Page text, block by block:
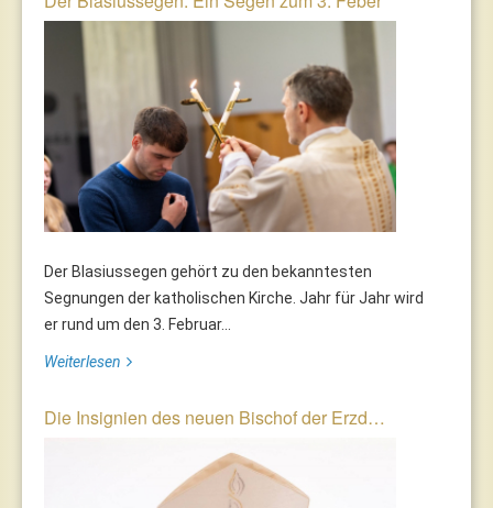
Der Blasiussegen gehört zu den bekanntesten
Segnungen der katholischen Kirche. Jahr für Jahr wird
er rund um den 3. Februar...
Weiterlesen
Die Insignien des neuen Bischof der Erzd…